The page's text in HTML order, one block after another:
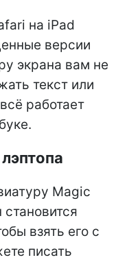
на iPad
версии
экрана вам не
текст или
работает
Magic
взять его с
писать